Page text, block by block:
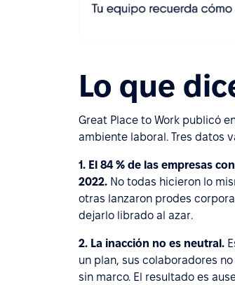
Lo que
Great Place to Work publicó
ambiente laboral. Tres datos
1. El 84 % de las empresas
2022. No todas hicieron lo
otras lanzaron prodes
dejarlo librado al azar.
2. La inacción no es neutral.
un plan, sus colaboradores
sin marco. El resultado es